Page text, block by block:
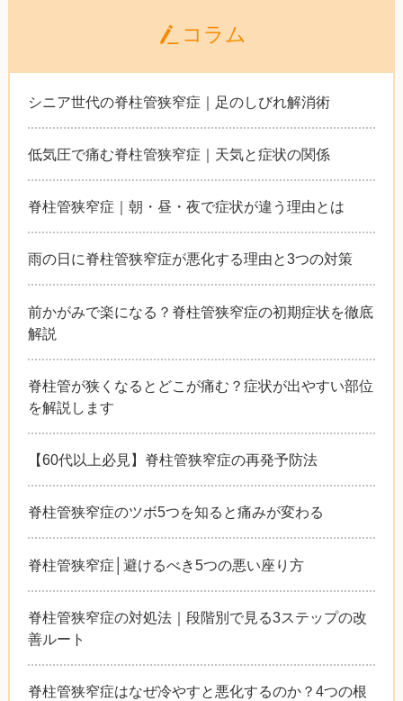
コラム
シニア世代の脊柱管狭窄症｜足のしびれ解消術
低気圧で痛む脊柱管狭窄症｜天気と症状の関係
脊柱管狭窄症｜朝・昼・夜で症状が違う理由とは
雨の日に脊柱管狭窄症が悪化する理由と3つの対策
前かがみで楽になる？脊柱管狭窄症の初期症状を徹底
解説
脊柱管が狭くなるとどこが痛む？症状が出やすい部位
を解説します
【60代以上必見】脊柱管狭窄症の再発予防法
脊柱管狭窄症のツボ5つを知ると痛みが変わる
脊柱管狭窄症│避けるべき5つの悪い座り方
脊柱管狭窄症の対処法｜段階別で見る3ステップの改
善ルート
脊柱管狭窄症はなぜ冷やすと悪化するのか？4つの根